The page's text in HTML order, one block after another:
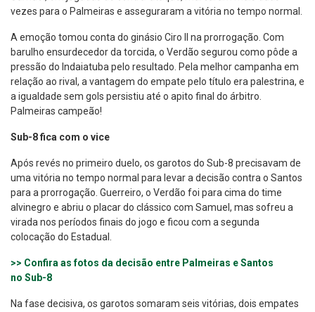
vezes para o Palmeiras e asseguraram a vitória no tempo normal.
A emoção tomou conta do ginásio Ciro II na prorrogação. Com
barulho ensurdecedor da torcida, o Verdão segurou como pôde a
pressão do Indaiatuba pelo resultado. Pela melhor campanha em
relação ao rival, a vantagem do empate pelo título era palestrina, e
a igualdade sem gols persistiu até o apito final do árbitro.
Palmeiras campeão!
Sub-8 fica com o vice
Após revés no primeiro duelo, os garotos do Sub-8 precisavam de
uma vitória no tempo normal para levar a decisão contra o Santos
para a prorrogação. Guerreiro, o Verdão foi para cima do time
alvinegro e abriu o placar do clássico com Samuel, mas sofreu a
virada nos períodos finais do jogo e ficou com a segunda
colocação do Estadual.
>> Confira as fotos da decisão entre Palmeiras e Santos
no Sub-8
Na fase decisiva, os garotos somaram seis vitórias, dois empates